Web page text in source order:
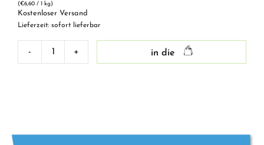
(€6,60 / 1 kg)
Kostenloser Versand
Lieferzeit: sofort lieferbar
- + in die